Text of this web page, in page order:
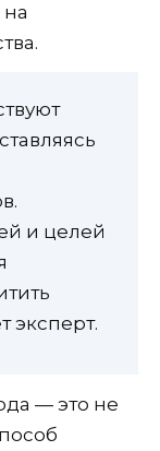
и целей
эксперт.
— это не